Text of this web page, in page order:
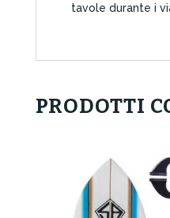
tavole durante i
PRODOTTI